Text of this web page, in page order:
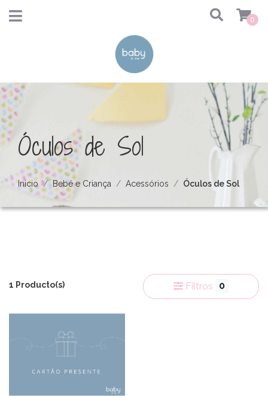
0
Óculos de Sol
Inicio Bebé e Criança Acessórios Óculos de Sol
1 Producto(s) Filtros 0